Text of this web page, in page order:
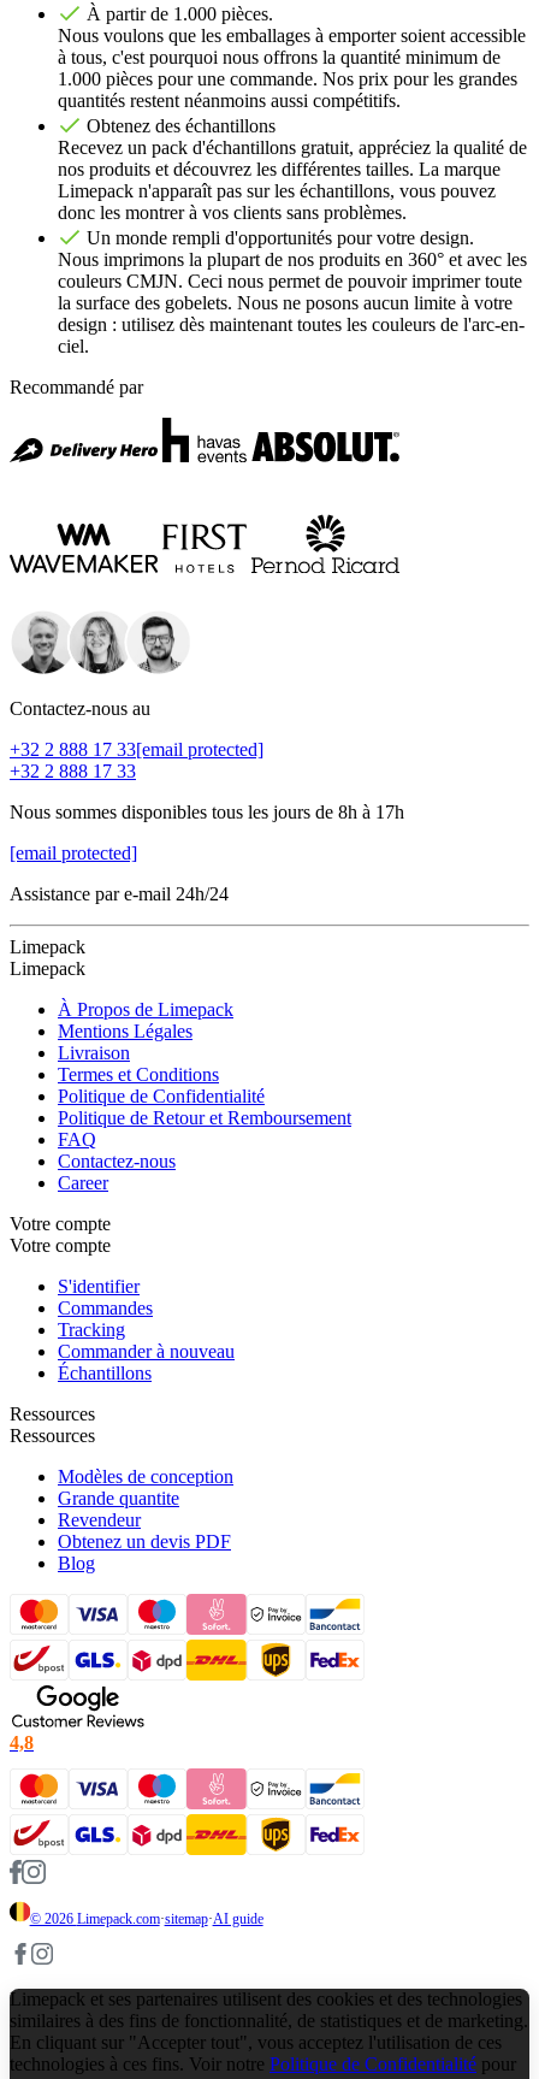
À partir de 1.000 pièces.
Nous voulons que les emballages à emporter soient accessible
à tous, c'est pourquoi nous offrons la quantité minimum de
1.000 pièces pour une commande. Nos prix pour les grandes
quantités restent néanmoins aussi compétitifs.
Obtenez des échantillons
Recevez un pack d'échantillons gratuit, appréciez la qualité de
nos produits et découvrez les différentes tailles. La marque
Limepack n'apparaît pas sur les échantillons, vous pouvez
donc les montrer à vos clients sans problèmes.
Un monde rempli d'opportunités pour votre design.
Nous imprimons la plupart de nos produits en 360° et avec les
couleurs CMJN. Ceci nous permet de pouvoir imprimer toute
la surface des gobelets. Nous ne posons aucun limite à votre
design : utilisez dès maintenant toutes les couleurs de l'arc-en-
ciel.
Recommandé par
Contactez-nous au
+32 2 888 17 33[email protected]
+32 2 888 17 33
Nous sommes disponibles tous les jours de 8h à 17h
[email protected]
Assistance par e-mail 24h/24
Limepack
Limepack
À Propos de Limepack
Mentions Légales
Livraison
Termes et Conditions
Politique de Confidentialité
Politique de Retour et Remboursement
FAQ
Contactez-nous
Career
Votre compte
Votre compte
S'identifier
Commandes
Tracking
Commander à nouveau
Échantillons
Ressources
Ressources
Modèles de conception
Grande quantite
Revendeur
Obtenez un devis PDF
Blog
4,8
© 2026 Limepack.com·sitemap·AI guide
Limepack et ses partenaires utilisent des cookies et des technologies
similaires à des fins de fonctionnalité, de statistiques et de marketing.
En cliquant sur "Accepter tout", vous acceptez l'utilisation de ces
technologies à ces fins. Voir notre Politique de Confidentialité pour